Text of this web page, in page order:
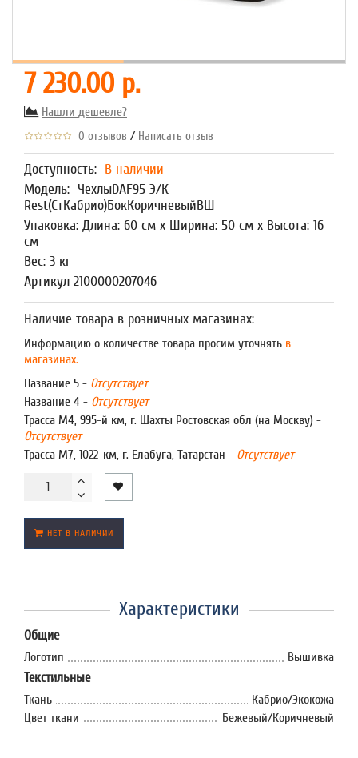
7 230.00 р.
Нашли дешевле?
0 отзывов / Написать отзыв
Доступность: В наличии
Модель: ЧехлыDAF95 Э/К
Rest(СтКабрио)БокКоричневыйВШ
Упаковка: Длина: 60 см x Ширина: 50 см x Высота: 16
см
Вес: 3 кг
Артикул 2100000207046
Наличие товара в розничных магазинах:
Информацию о количестве товара просим уточнять в
магазинах.
Название 5 - Отсутствует
Название 4 - Отсутствует
Трасса М4, 995-й км, г. Шахты Ростовская обл (на Москву) -
Отсутствует
Трасса М7, 1022-км, г. Елабуга, Татарстан - Отсутствует
НЕТ В НАЛИЧИИ
Характеристики
Общие
Логотип Вышивка
Текстильные
Ткань
Кабрио/Экокожа
Цвет ткани
Бежевый/Коричневый